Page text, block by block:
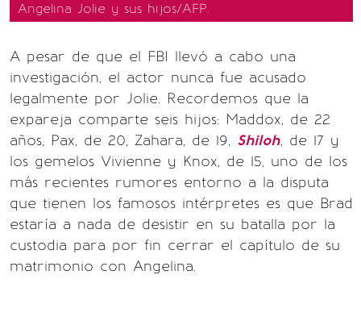
Angelina Jolie y sus hijos/AFP.
A pesar de que el FBI llevó a cabo una
investigación, el actor nunca fue acusado
legalmente por Jolie. Recordemos que la
expareja comparte seis hijos: Maddox, de 22
años, Pax, de 20, Zahara, de 19, Shiloh, de 17 y
los gemelos Vivienne y Knox, de 15, uno de los
más recientes rumores entorno a la disputa
que tienen los famosos intérpretes es que Brad
estaría a nada de desistir en su batalla por la
custodia para por fin cerrar el capítulo de su
matrimonio con Angelina.